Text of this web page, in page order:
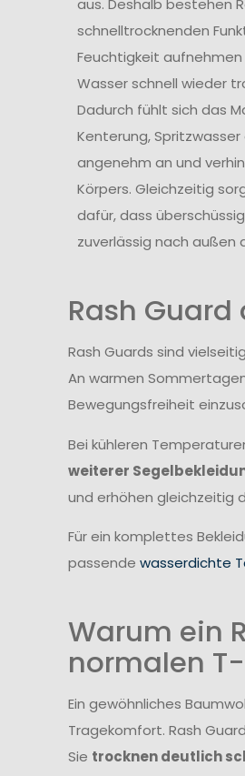
aus. Deshalb bestehen
schnelltrocknenden
Feuchtigkeit
Wasser schnell wieder
Dadurch fühlt sich das
Kenterung,
angenehm an und
Körpers. Gleichzeitig
dafür, dass
zuverlässig nach außen
Rash
Rash Guards sind
An warmen
Bewegungsfreiheit
Bei kühleren
weiterer
und erhöhen gleichzeitig
Für ein komplettes
passende wasserdichte
Warum ein
normalen
Ein gewöhnliches
Tragekomfort. Rash
Sie trocknen deutlich